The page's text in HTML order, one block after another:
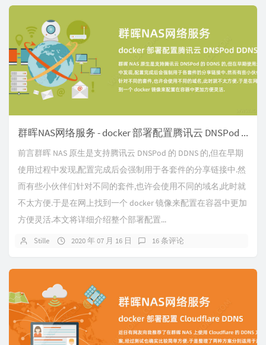
群晖NAS网络服务 - docker 部署配置腾讯云 DNSPod DDNS 动态域名解析
前言群晖 NAS 原生是支持腾讯云 DNSPod 的 DDNS 的,但在早期
使用过程中发现,配置完成后会强制用于各套件的分享链接中.然
而有些小伙伴们针对不同的套件,也许会使用不同的域名,此时就
不太方便.于是在网上找到一个 docker 镜像来配置在容器中更加
方便灵活.本文将详细介绍整个部署配置...
Stille 2020 年 07 月 16 日 16 条评论